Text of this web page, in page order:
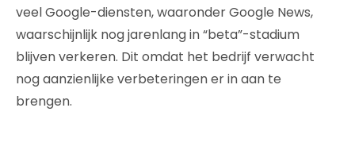
veel Google-diensten, waaronder Google News,
waarschijnlijk nog jarenlang in “beta”-stadium
blijven verkeren. Dit omdat het bedrijf verwacht
nog aanzienlijke verbeteringen er in aan te
brengen.